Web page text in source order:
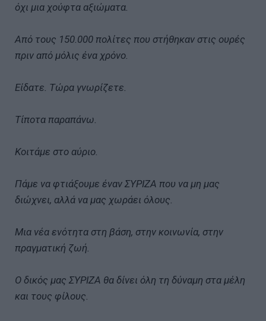
όχι μια χούφτα αξιώματα.
Από τους 150.000 πολίτες που στήθηκαν στις ουρές
πριν από μόλις ένα χρόνο.
Είδατε. Τώρα γνωρίζετε.
Τίποτα παραπάνω.
Κοιτάμε στο αύριο.
Πάμε να φτιάξουμε έναν ΣΥΡΙΖΑ που να μη μας
διώχνει, αλλά να μας χωράει όλους.
Μια νέα ενότητα στη βάση, στην κοινωνία, στην
πραγματική ζωή.
Ο δικός μας ΣΥΡΙΖΑ θα δίνει όλη τη δύναμη στα μέλη
και τους φίλους.